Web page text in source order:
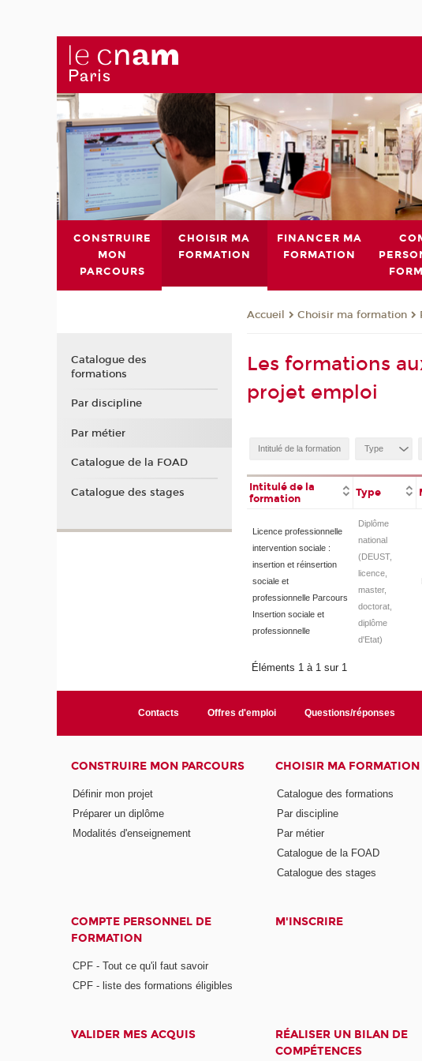
CONSTRUIRE
MON
PARCOURS
CHOISIR MA
FORMATION
FINANCER MA
FORMATION
Accueil Choisir ma formation
Les formations
projet emploi
Intitulé de la
formation
Type
Licence professionnelle
intervention sociale :
insertion et réinsertion
sociale et
professionnelle Parcours
Insertion sociale et
professionnelle
Diplôme
national
(DEUST,
licence,
master,
doctorat,
diplôme
d'Etat)
Éléments 1 à 1 sur 1
Catalogue des
formations
Par discipline
Par métier
Catalogue de la FOAD
Catalogue des stages
Contacts Offres d'emploi Questions/réponses
CONSTRUIRE MON PARCOURS
Définir mon projet
Préparer un diplôme
Modalités d'enseignement
CHOISIR MA FORMATION
Catalogue des formations
Par discipline
Par métier
Catalogue de la FOAD
Catalogue des stages
COMPTE PERSONNEL DE
FORMATION
CPF - Tout ce qu'il faut savoir
CPF - liste des formations éligibles
M'INSCRIRE
VALIDER MES ACQUIS
RÉALISER UN BILAN DE
COMPÉTENCES